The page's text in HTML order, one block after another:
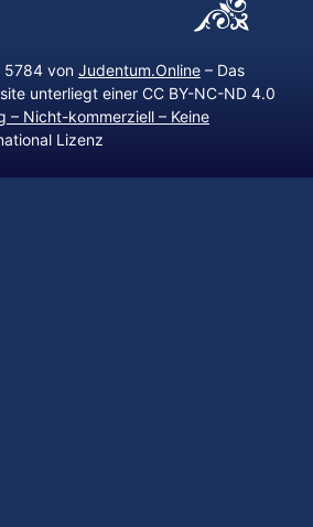
5784 von Judentum.Online – Das
unterliegt einer CC BY-NC-ND 4.0
– Nicht-kommerziell – Keine
Lizenz